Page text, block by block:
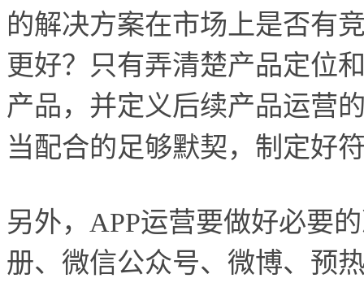
的解决方案在市场上是否有
更好？只有弄清楚产品定位
产品，并定义后续产品运营
当配合的足够默契，制定好
另外，APP运营要做好必要
册、微信公众号、微博、预